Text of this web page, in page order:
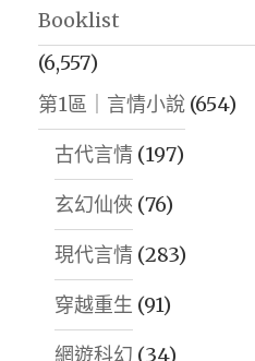
Booklist
(6,557)
第1區｜言情小說 (654)
古代言情 (197)
玄幻仙俠 (76)
現代言情 (283)
穿越重生 (91)
網遊科幻 (34)